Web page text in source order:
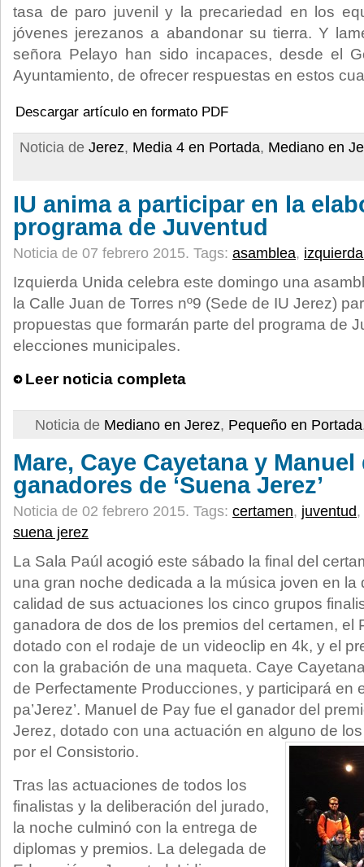
tasa de paro juvenil y la precariedad en los
jóvenes jerezanos a abandonar su tierra. Y
señora Pelayo han sido incapaces, desde el
Ayuntamiento, de ofrecer respuestas en estos
Descargar artículo en formato PDF
Noticia de Jerez, Media 4 en Portada, Mediano en
IU anima a participar en la
programa de Juventud
Noticia de 07 febrero 2015. Tags: asamblea,
Izquierda Unida celebra este domingo una
la Calle Juan de Torres nº9 (Sede de IU Jerez)
propuestas que formarán parte del programa de
elecciones municipales.
Leer noticia completa
Noticia de Mediano en Jerez, Pequeño en Portada
Mare, Caye Cayetana y Manuel
ganadores de ‘Suena Jerez’
Noticia de 02 febrero 2015. Tags: certamen, juventud,
suena jerez
La Sala Paúl acogió este sábado la final del
una gran noche dedicada a la música joven en la
calidad de sus actuaciones los cinco grupos
ganadora de dos de los premios del certamen, el
dotado con el rodaje de un videoclip en 4k, y el
con la grabación de una maqueta. Caye
de Perfectamente Producciones, y participará en
pa’Jerez’. Manuel de Pay fue el ganador del
Jerez, dotado con una actuación en alguno de
por el Consistorio.
Tras las actuaciones de todos los
finalistas y la deliberación del jurado,
la noche culminó con la entrega de
diplomas y premios. La delegada de